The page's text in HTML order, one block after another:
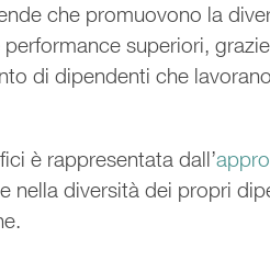
che promuovono la
superiori,
di dipendenti che
è rappresentata dall’
nella diversità dei propri